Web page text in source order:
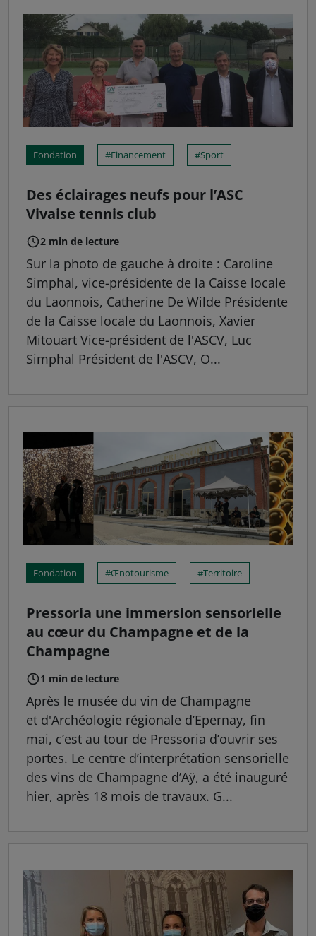
Fondation Financement Sport
Des éclairages neufs pour l’ASC
Vivaise tennis club
2 min de lecture
Sur la photo de gauche à droite : Caroline
Simphal, vice-présidente de la Caisse locale
du Laonnois, Catherine De Wilde Présidente
de la Caisse locale du Laonnois, Xavier
Mitouart Vice-président de l'ASCV, Luc
Simphal Président de l'ASCV, O...
Fondation Œnotourisme Territoire
Pressoria une immersion sensorielle
au cœur du Champagne et de la
Champagne
1 min de lecture
Après le musée du vin de Champagne
et d'Archéologie régionale d’Epernay, fin
mai, c’est au tour de Pressoria d’ouvrir ses
portes. Le centre d’interprétation sensorielle
des vins de Champagne d’Aÿ, a été inauguré
hier, après 18 mois de travaux. G...